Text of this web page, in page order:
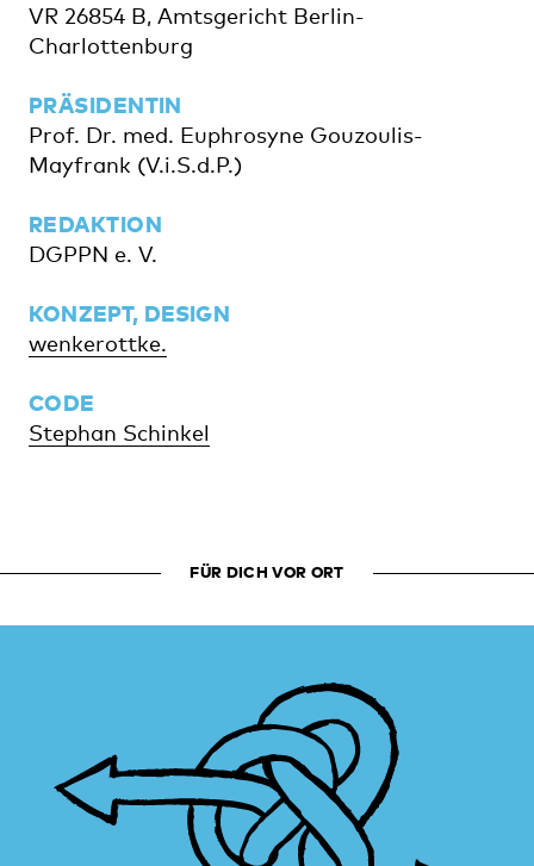
VR 26854 B, Amtsgericht Berlin-
Charlottenburg
PRÄSIDENTIN
Prof. Dr. med. Euphrosyne Gouzoulis-
Mayfrank (V.i.S.d.P.)
REDAKTION
DGPPN e. V.
KONZEPT, DESIGN
wenkerottke.
CODE
Stephan Schinkel
FÜR DICH VOR ORT